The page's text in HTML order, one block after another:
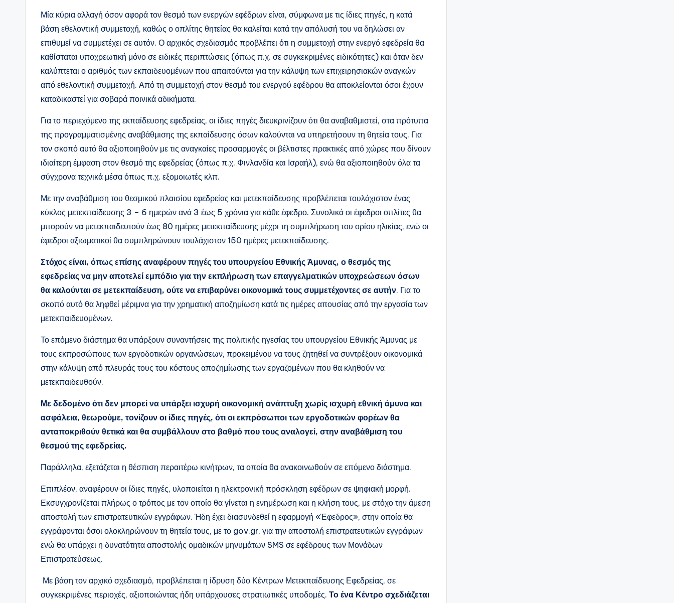
Μία κύρια αλλαγή όσον αφορά τον θεσμό των ενεργών εφέδρων είναι, σύμφωνα με τις ίδιες πηγές, η κατά
βάση εθελοντική συμμετοχή, καθώς ο οπλίτης θητείας θα καλείται κατά την απόλυσή του να δηλώσει αν
επιθυμεί να συμμετέχει σε αυτόν. Ο αρχικός σχεδιασμός προβλέπει ότι η συμμετοχή στην ενεργό εφεδρεία θα
καθίσταται υποχρεωτική μόνο σε ειδικές περιπτώσεις (όπως π.χ. σε συγκεκριμένες ειδικότητες) και όταν δεν
καλύπτεται ο αριθμός των εκπαιδευομένων που απαιτούνται για την κάλυψη των επιχειρησιακών αναγκών
από εθελοντική συμμετοχή. Από τη συμμετοχή στον θεσμό του ενεργού εφέδρου θα αποκλείονται όσοι έχουν
καταδικαστεί για σοβαρά ποινικά αδικήματα.
Για το περιεχόμενο της εκπαίδευσης εφεδρείας, οι ίδιες πηγές διευκρινίζουν ότι θα αναβαθμιστεί, στα πρότυπα
της προγραμματισμένης αναβάθμισης της εκπαίδευσης όσων καλούνται να υπηρετήσουν τη θητεία τους. Για
τον σκοπό αυτό θα αξιοποιηθούν με τις αναγκαίες προσαρμογές οι βέλτιστες πρακτικές από χώρες που δίνουν
ιδιαίτερη έμφαση στον θεσμό της εφεδρείας (όπως π.χ. Φινλανδία και Ισραήλ), ενώ θα αξιοποιηθούν όλα τα
σύγχρονα τεχνικά μέσα όπως π.χ. εξομοιωτές κλπ.
Με την αναβάθμιση του θεσμικού πλαισίου εφεδρείας και μετεκπαίδευσης προβλέπεται τουλάχιστον ένας
κύκλος μετεκπαίδευσης 3 – 6 ημερών ανά 3 έως 5 χρόνια για κάθε έφεδρο. Συνολικά οι έφεδροι οπλίτες θα
μπορούν να μετεκπαιδευτούν έως 80 ημέρες μετεκπαίδευσης μέχρι τη συμπλήρωση του ορίου ηλικίας, ενώ οι
έφεδροι αξιωματικοί θα συμπληρώνουν τουλάχιστον 150 ημέρες μετεκπαίδευσης.
Στόχος είναι, όπως επίσης αναφέρουν πηγές του υπουργείου Εθνικής Άμυνας, ο θεσμός της
εφεδρείας να μην αποτελεί εμπόδιο για την εκπλήρωση των επαγγελματικών υποχρεώσεων όσων
θα καλούνται σε μετεκπαίδευση, ούτε να επιβαρύνει οικονομικά τους συμμετέχοντες σε αυτήν. Για το
σκοπό αυτό θα ληφθεί μέριμνα για την χρηματική αποζημίωση κατά τις ημέρες απουσίας από την εργασία των
μετεκπαιδευομένων.
Το επόμενο διάστημα θα υπάρξουν συναντήσεις της πολιτικής ηγεσίας του υπουργείου Εθνικής Άμυνας με
τους εκπροσώπους των εργοδοτικών οργανώσεων, προκειμένου να τους ζητηθεί να συντρέξουν οικονομικά
στην κάλυψη από πλευράς τους του κόστους αποζημίωσης των εργαζομένων που θα κληθούν να
μετεκπαιδευθούν.
Με δεδομένο ότι δεν μπορεί να υπάρξει ισχυρή οικονομική ανάπτυξη χωρίς ισχυρή εθνική άμυνα και
ασφάλεια, θεωρούμε, τονίζουν οι ίδιες πηγές, ότι οι εκπρόσωποι των εργοδοτικών φορέων θα
ανταποκριθούν θετικά και θα συμβάλλουν στο βαθμό που τους αναλογεί, στην αναβάθμιση του
θεσμού της εφεδρείας.
Παράλληλα, εξετάζεται η θέσπιση περαιτέρω κινήτρων, τα οποία θα ανακοινωθούν σε επόμενο διάστημα.
Επιπλέον, αναφέρουν οι ίδιες πηγές, υλοποιείται η ηλεκτρονική πρόσκληση εφέδρων σε ψηφιακή μορφή.
Εκσυγχρονίζεται πλήρως ο τρόπος με τον οποίο θα γίνεται η ενημέρωση και η κλήση τους, με στόχο την άμεση
αποστολή των επιστρατευτικών εγγράφων. Ήδη έχει διασυνδεθεί η εφαρμογή «Έφεδρος», στην οποία θα
εγγράφονται όσοι ολοκληρώνουν τη θητεία τους, με το gov.gr, για την αποστολή επιστρατευτικών εγγράφων
ενώ θα υπάρχει η δυνατότητα αποστολής ομαδικών μηνυμάτων SMS σε εφέδρους των Μονάδων
Επιστρατεύσεως.
Με βάση τον αρχικό σχεδιασμό, προβλέπεται η ίδρυση δύο Κέντρων Μετεκπαίδευσης Εφεδρείας, σε
συγκεκριμένες περιοχές, αξιοποιώντας ήδη υπάρχουσες στρατιωτικές υποδομές. Το ένα Κέντρο σχεδιάζεται